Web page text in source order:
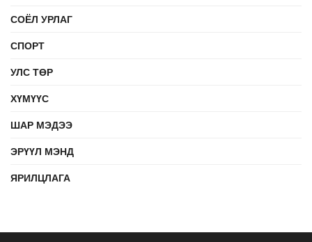
СОЁЛ УРЛАГ
СПОРТ
УЛС ТӨР
ХҮМҮҮС
ШАР МЭДЭЭ
ЭРҮҮЛ МЭНД
ЯРИЛЦЛАГА